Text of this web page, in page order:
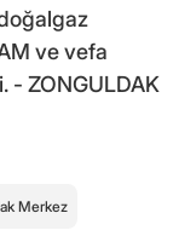
ve vefa
- ZONGULDAK
Merkez